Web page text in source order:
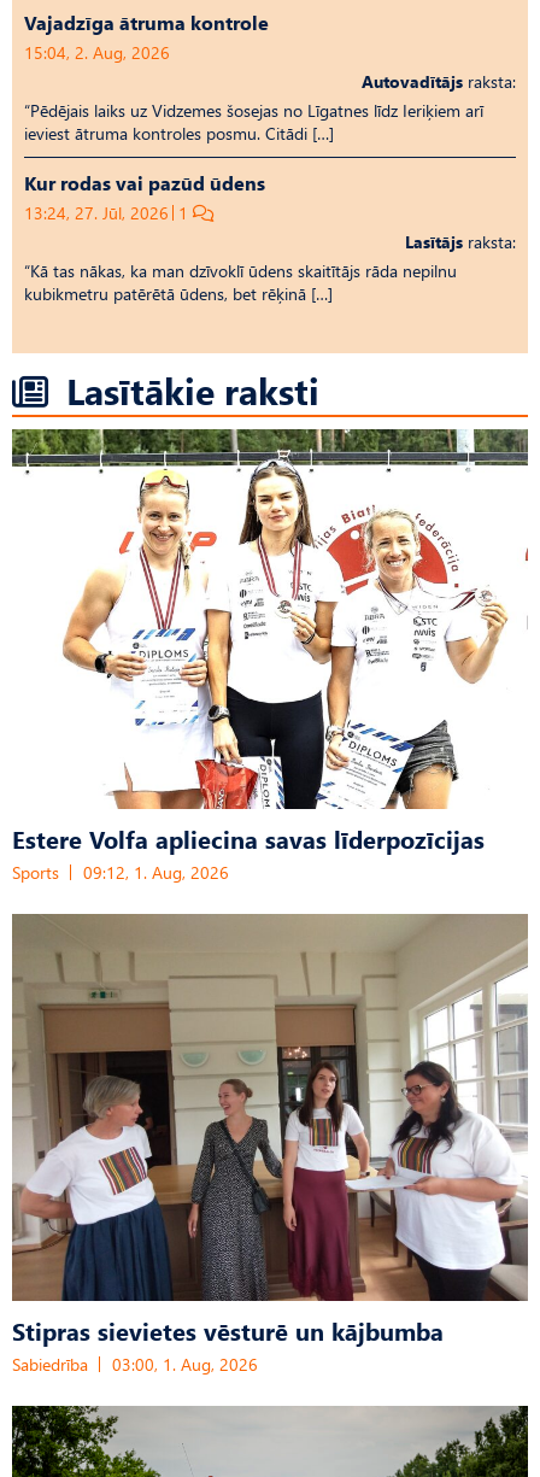
Vajadzīga ātruma kontrole
15:04, 2. Aug, 2026
Autovadītājs raksta:
“Pēdējais laiks uz Vid­ze­mes šosejas no Līgatnes līdz Ieriķiem arī
ieviest ātruma kontroles posmu. Citādi […]
Kur rodas vai pazūd ūdens
13:24, 27. Jūl, 2026 1
Lasītājs raksta:
“Kā tas nākas, ka man dzīvoklī ūdens skaitītājs rāda nepilnu
kubikmetru patērētā ūdens, bet rēķinā […]
Lasītākie raksti
Estere Volfa apliecina savas līderpozīcijas
Sports 09:12, 1. Aug, 2026
Stipras sievietes vēsturē un kājbumba
Sabiedrība 03:00, 1. Aug, 2026